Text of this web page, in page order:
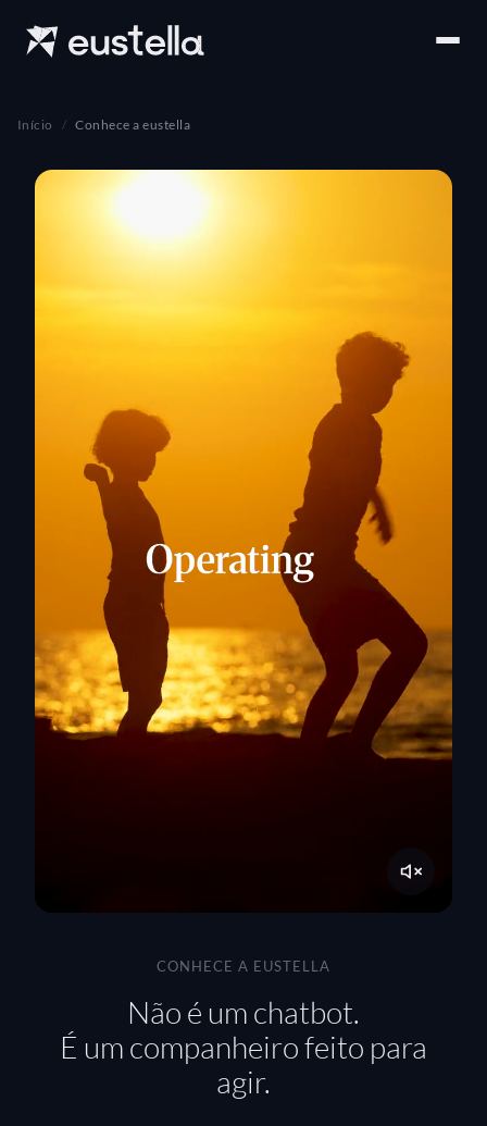
Início Conhece a eustella
CONHECE A EUSTELLA
Não é um chatbot.
É um companheiro feito para
agir.